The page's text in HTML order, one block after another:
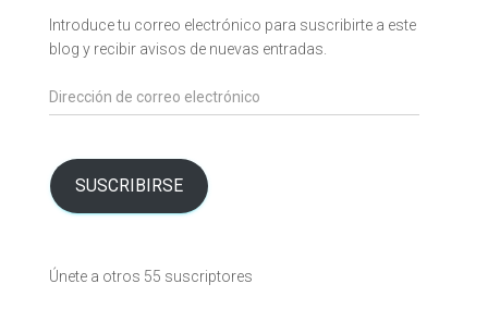
Introduce tu correo electrónico para suscribirte a este
blog y recibir avisos de nuevas entradas.
Dirección
de
electrónico
SUSCRIBIRSE
Únete a otros 55 suscriptores